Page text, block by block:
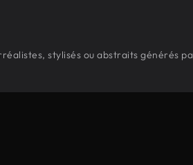
stylisés ou abstraits générés